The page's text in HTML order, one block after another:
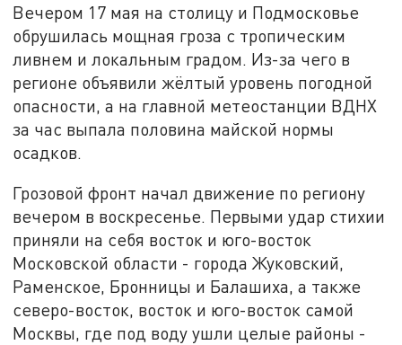
Вечером 17 мая на столицу и Подмосковье
обрушилась мощная гроза с тропическим
ливнем и локальным градом. Из-за чего в
регионе объявили жёлтый уровень погодной
опасности, а на главной метеостанции ВДНХ
за час выпала половина майской нормы
осадков.
Грозовой фронт начал движение по региону
вечером в воскресенье. Первыми удар стихии
приняли на себя восток и юго-восток
Московской области - города Жуковский,
Раменское, Бронницы и Балашиха, а также
северо-восток, восток и юго-восток самой
Москвы, где под воду ушли целые районы -